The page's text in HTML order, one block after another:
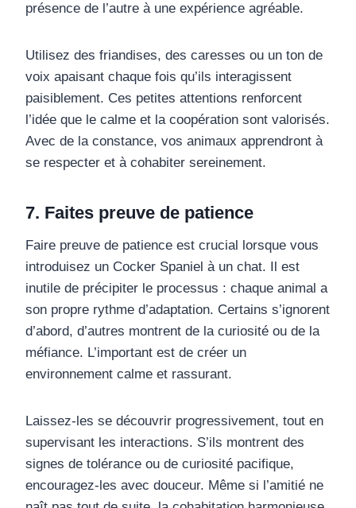
présence de l’autre à une expérience agréable.
Utilisez des friandises, des caresses ou un ton de
voix apaisant chaque fois qu’ils interagissent
paisiblement. Ces petites attentions renforcent
l’idée que le calme et la coopération sont valorisés.
Avec de la constance, vos animaux apprendront à
se respecter et à cohabiter sereinement.
7. Faites preuve de patience
Faire preuve de patience est crucial lorsque vous
introduisez un Cocker Spaniel à un chat. Il est
inutile de précipiter le processus : chaque animal a
son propre rythme d’adaptation. Certains s’ignorent
d’abord, d’autres montrent de la curiosité ou de la
méfiance. L’important est de créer un
environnement calme et rassurant.
Laissez-les se découvrir progressivement, tout en
supervisant les interactions. S’ils montrent des
signes de tolérance ou de curiosité pacifique,
encouragez-les avec douceur. Même si l’amitié ne